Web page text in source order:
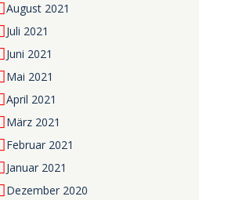
August 2021
Juli 2021
Juni 2021
Mai 2021
April 2021
März 2021
Februar 2021
Januar 2021
Dezember 2020